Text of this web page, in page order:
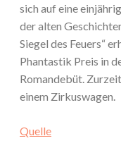
sich auf eine
der alten
Siegel des Feuers“
Phantastik Preis in
Romandebüt.
einem Zirkuswagen.
Quelle